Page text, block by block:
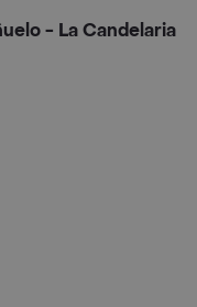
- La Candelaria